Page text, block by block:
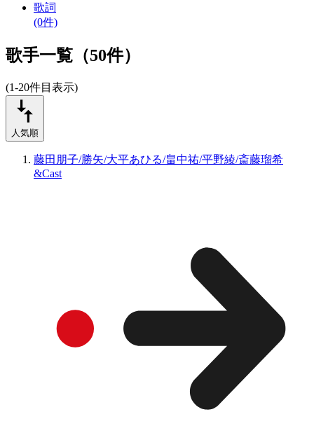
歌詞
(0件)
歌手一覧（50件）
(1-20件目表示)
人気順
藤田朋子/勝矢/大平あひる/畠中祐/平野綾/斎藤瑠希
&Cast